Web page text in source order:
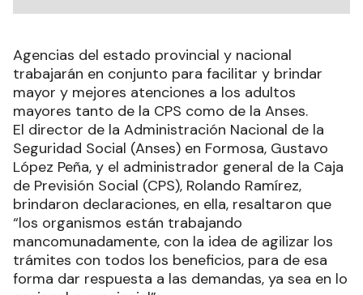
Agencias del estado provincial y nacional
trabajarán en conjunto para facilitar y brindar
mayor y mejores atenciones a los adultos
mayores tanto de la CPS como de la Anses.
El director de la Administración Nacional de la
Seguridad Social (Anses) en Formosa, Gustavo
López Peña, y el administrador general de la Caja
de Previsión Social (CPS), Rolando Ramírez,
brindaron declaraciones, en ella, resaltaron que
“los organismos están trabajando
mancomunadamente, con la idea de agilizar los
trámites con todos los beneficios, para de esa
forma dar respuesta a las demandas, ya sea en lo